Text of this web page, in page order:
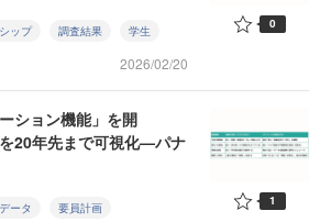
ップ 調査結果 学生
2026/02/20
0
ション機能」を開
20年先まで可視化—パナ
ータ 要員計画 1